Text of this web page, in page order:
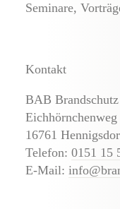
Seminare,
Kontakt
BAB
Eichhörnchenweg
16761
Telefon: 0151 15
E-Mail: